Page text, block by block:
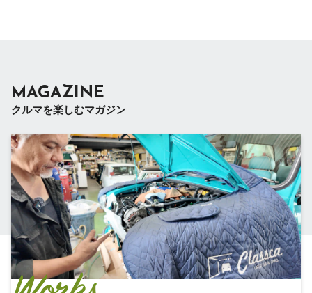
MAGAZINE
クルマを楽しむマガジン